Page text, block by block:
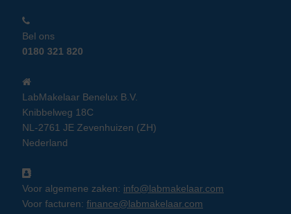
Bel ons
0180 321 820
LabMakelaar Benelux B.V.
Knibbelweg 18C
NL-2761 JE Zevenhuizen (ZH)
Nederland
Voor algemene zaken: info@labmakelaar.com
Voor facturen: finance@labmakelaar.com